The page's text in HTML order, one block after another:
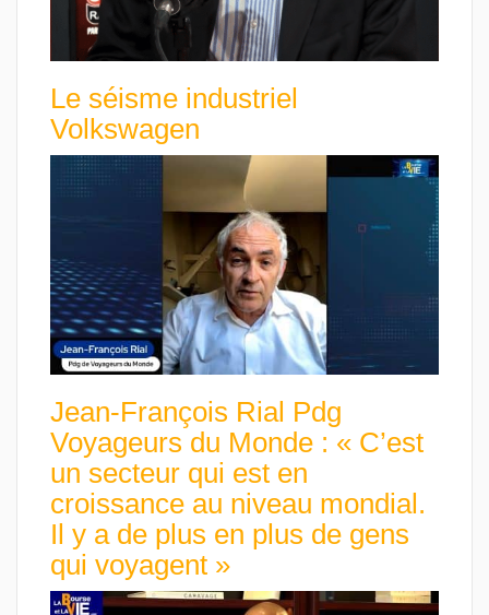
Le séisme industriel
Volkswagen
Jean-François Rial Pdg
Voyageurs du Monde : « C’est
un secteur qui est en
croissance au niveau mondial.
Il y a de plus en plus de gens
qui voyagent »